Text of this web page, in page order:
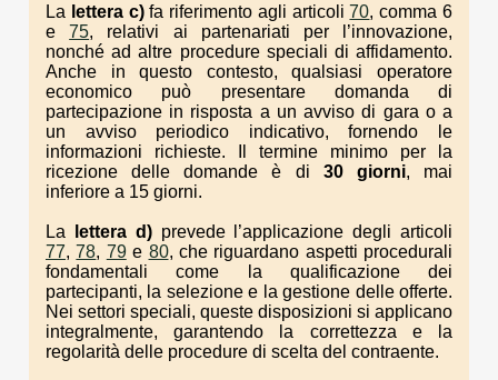
La lettera c)fa riferimento agli articoli70, comma 6
e75, relativi ai partenariati per l’innovazione,
nonché ad altre procedure speciali di affidamento.
Anche in questo contesto, qualsiasi operatore
economico può presentare domanda di
partecipazione in risposta a un avviso di gara o a
un avviso periodico indicativo, fornendo le
informazioni richieste. Il termine minimo per la
ricezione delle domande è di 30 giorni, mai
inferiore a 15 giorni.
La lettera d) prevede l’applicazione degli articoli
77,78, 79e 80, che riguardano aspetti procedurali
fondamentali come la qualificazione dei
partecipanti, la selezione e la gestione delle offerte.
Nei settori speciali, queste disposizioni si applicano
integralmente, garantendo la correttezza e la
regolarità delle procedure di scelta del contraente.